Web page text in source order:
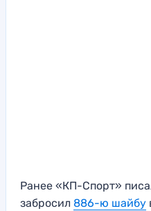
Ранее «КП-Спорт»
забросил 886-ю шайбу